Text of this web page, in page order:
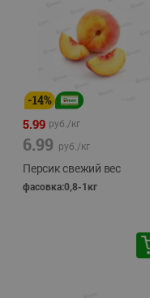
-14%
5.99 руб./кг
6.99 руб./кг
Персик свежий вес
фасовка:0,8-1кг